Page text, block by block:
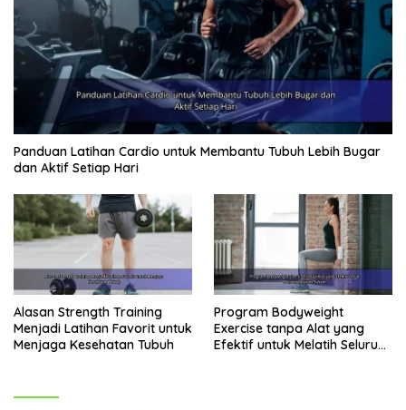
Panduan Latihan Cardio untuk Membantu Tubuh Lebih Bugar
dan Aktif Setiap Hari
Alasan Strength Training
Menjadi Latihan Favorit untuk
Menjaga Kesehatan Tubuh
Program Bodyweight
Exercise tanpa Alat yang
Efektif untuk Melatih Seluruh